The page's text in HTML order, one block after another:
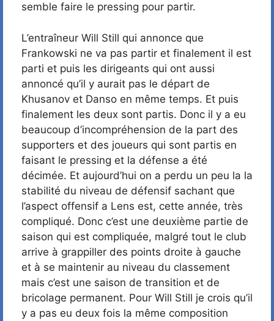
semble faire le pressing pour partir.
L’entraîneur Will Still qui annonce que
Frankowski ne va pas partir et finalement il est
parti et puis les dirigeants qui ont aussi
annoncé qu’il y aurait pas le départ de
Khusanov et Danso en même temps. Et puis
finalement les deux sont partis. Donc il y a eu
beaucoup d’incompréhension de la part des
supporters et des joueurs qui sont partis en
faisant le pressing et la défense a été
décimée. Et aujourd’hui on a perdu un peu la la
stabilité du niveau de défensif sachant que
l’aspect offensif a Lens est, cette année, très
compliqué. Donc c’est une deuxième partie de
saison qui est compliquée, malgré tout le club
arrive à grappiller des points droite à gauche
et à se maintenir au niveau du classement
mais c’est une saison de transition et de
bricolage permanent. Pour Will Still je crois qu’il
y a pas eu deux fois la même composition